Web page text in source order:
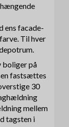
ens facade-
Til hver
boliger på
fastsættes
30
mellem
tagsten i